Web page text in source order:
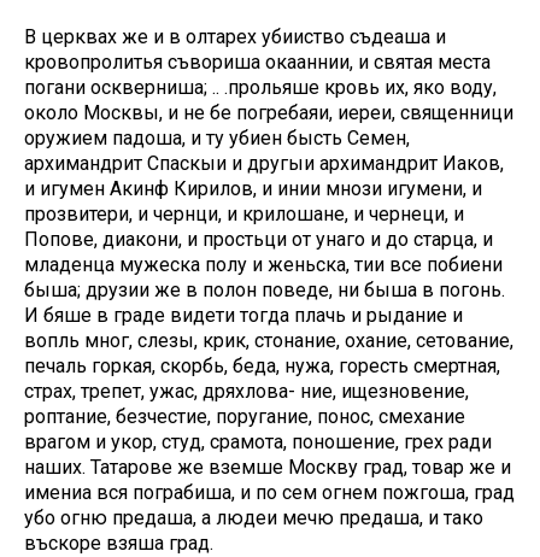
В церквах же и в олтарех убииство съдеаша и
кровопролитья съвориша окааннии, и святая места
погани оскверниша; .. .прольяше кровь их, яко воду,
около Москвы, и не бе погребаяи, иереи, священници
оружием падоша, и ту убиен бысть Семен,
архимандрит Спаскыи и другыи архимандрит Иаков,
и игумен Акинф Кирилов, и инии мнози игумени, и
прозвитери, и чернци, и крилошане, и чернеци, и
Попове, диакони, и простьци от унаго и до старца, и
младенца мужеска полу и женьска, тии все побиени
быша; друзии же в полон поведе, ни быша в погонь.
И бяше в граде видети тогда плачь и рыдание и
вопль мног, слезы, крик, стонание, охание, сетование,
печаль горкая, скорбь, беда, нужа, горесть смертная,
страх, трепет, ужас, дряхлова- ние, ищезновение,
роптание, безчестие, поругание, понос, смехание
врагом и укор, студ, срамота, поношение, грех ради
наших. Татарове же вземше Москву град, товар же и
имениа вся пограбиша, и по сем огнем пожгоша, град
убо огню предаша, а людеи мечю предаша, и тако
въскоре взяша град.